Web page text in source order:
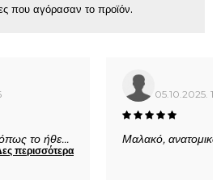
που αγόρασαν το προϊόν.
το ήθε...
περισσότερα
05.10.2025.
Μαλακό,